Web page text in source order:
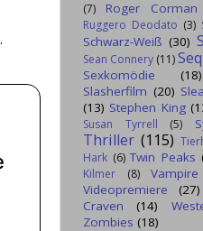
(7)
Roger Corman
Ruggero Deodato (3)
Schwarz-Weiß (30)
Sean Connery (11)
Sexkomödie (18)
Slasherfilm (20)
(13) Stephen King
Susan Tyrrell (5)
Thriller (115)
Hark (6) Twin Peaks
Kilmer
(8) Vampire
Videopremiere (27)
Craven
(14)
Zombies (18)